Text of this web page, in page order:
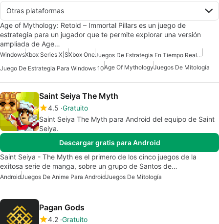
Otras plataformas
Age of Mythology: Retold – Immortal Pillars es un juego de
estrategia para un jugador que te permite explorar una versión
ampliada de Age…
WindowsXbox Series X|SXbox One
Juegos De Estrategia En Tiempo Real Para Windows
Juego De Estrategia Para Windows 10Age Of MythologyJuegos De Mitología
Saint Seiya The Myth
4.5 Gratuito
Saint Seiya The Myth para Android del equipo de Saint
Seiya.
Descargar gratis para Android
Saint Seiya - The Myth es el primero de los cinco juegos de la
exitosa serie de manga, sobre un grupo de Santos de…
AndroidJuegos De Anime Para AndroidJuegos De Mitología
Pagan Gods
4.2 Gratuito